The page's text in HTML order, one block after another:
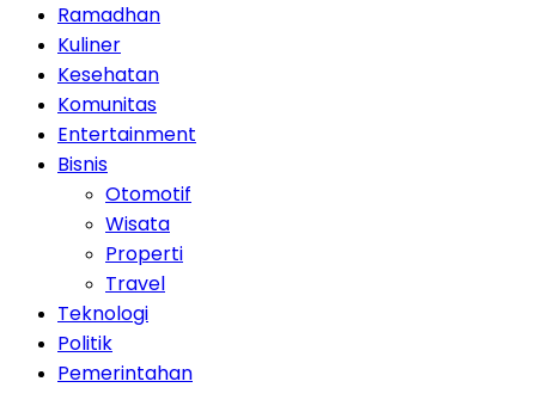
Ramadhan
Kuliner
Kesehatan
Komunitas
Entertainment
Bisnis
Otomotif
Wisata
Properti
Travel
Teknologi
Politik
Pemerintahan